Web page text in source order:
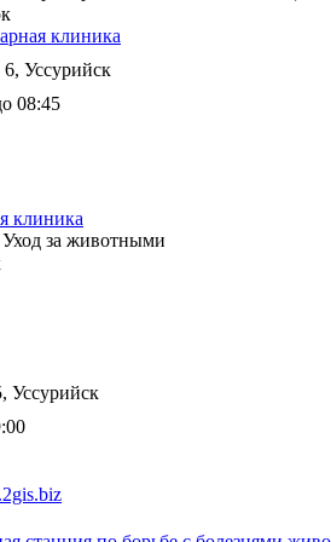
Уссурийск
08:45
клиника
за животными
Уссурийск